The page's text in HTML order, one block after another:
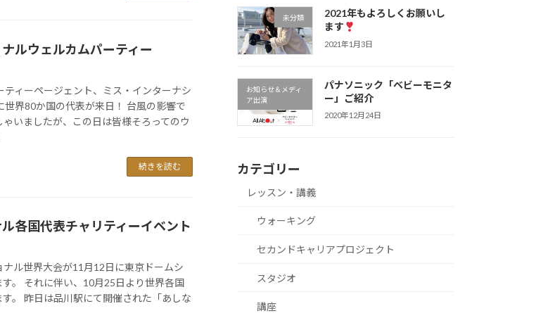
ルウェルカムパーティー
ィーページェント、ミス・インターナシ
世界80か国の代表が来日！ 台風の影響で
いましたが、この日は皆様そろってのウ
続きを読む
各国代表チャリティーイベント
ル世界大会が11月12日に東京ドームシ
。 それに伴い、10月25日より世界各国
。 昨日は品川駅にて開催された「あしな
未分類
2021年もよろしくお願いし
ます
2021年1月3日
お知らせ＆メディ
ア出演
パナソニック「ベビーモニタ
ー」ご紹介
2020年12月24日
カテゴリー
レッスン・講義
ウォーキング
セカンドキャリアプロジェクト
スタジオ
講座